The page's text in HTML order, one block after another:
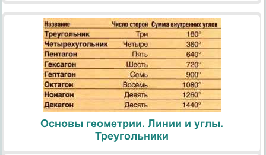
Основы геометрии. Линии и углы.
Треугольники